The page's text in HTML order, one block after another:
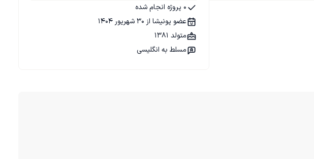
0 پروژه انجام شده
عضو پونیشا از 30 شهریور 1404
متولد 1381
مسلط به انگلیسی